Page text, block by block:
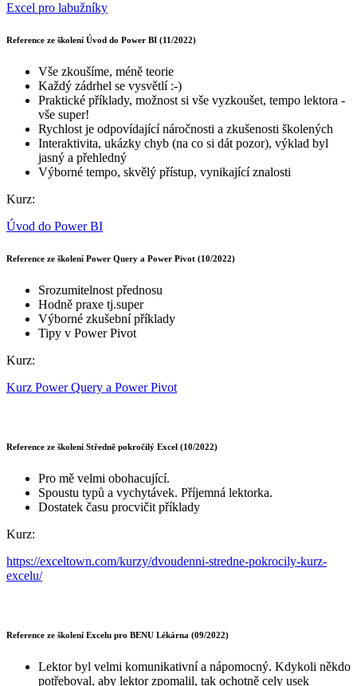
Excel pro labužníky
Reference ze školení Úvod do Power BI (11/2022)
Vše zkoušíme, méně teorie
Každý zádrhel se vysvětlí :-)
Praktické příklady, možnost si vše vyzkoušet, tempo lektora -
vše super!
Rychlost je odpovídající náročnosti a zkušenosti školených
Interaktivita, ukázky chyb (na co si dát pozor), výklad byl
jasný a přehledný
Výborné tempo, skvělý přístup, vynikající znalosti
Kurz:
Úvod do Power BI
Reference ze školení Power Query a Power Pivot (10/2022)
Srozumitelnost přednosu
Hodně praxe tj.super
Výborné zkušební příklady
Tipy v Power Pivot
Kurz:
Kurz Power Query a Power Pivot
Reference ze školení Středně pokročilý Excel (10/2022)
Pro mě velmi obohacující.
Spoustu typů a vychytávek. Příjemná lektorka.
Dostatek času procvičit příklady
Kurz:
https://exceltown.com/kurzy/dvoudenni-stredne-pokrocily-kurz-
excelu/
Reference ze školení Excelu pro BENU Lékárna (09/2022)
Lektor byl velmi komunikativní a nápomocný. Kdykoli někdo
potřeboval, aby lektor zpomalil, tak ochotně cely usek